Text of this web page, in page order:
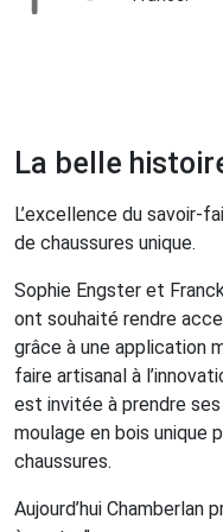
La belle
L’excellence du savoir-
de chaussures unique.
Sophie Engster et
ont souhaité rendre
grâce à une application
faire artisanal à
est invitée à prendre
moulage en bois unique
chaussures.
Aujourd’hui Chamberlan